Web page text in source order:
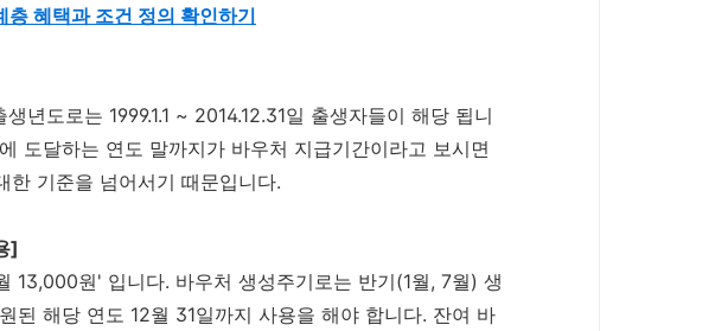
층 혜택과 조건 정의 확인하기
년도로는 1999.1.1 ~ 2014.12.31일 출생자들이 해당 됩니
도달하는 연도 말까지가 바우처 지급기간이라고 보시면
한 기준을 넘어서기 때문입니다.
]
13,000원' 입니다. 바우처 생성주기로는 반기(1월, 7월) 생
된 해당 연도 12월 31일까지 사용을 해야 합니다. 잔여 바